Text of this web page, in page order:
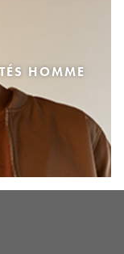
HOMME